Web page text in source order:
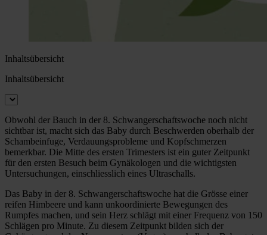
Inhaltsübersicht
Inhaltsübersicht
Obwohl der Bauch in der 8. Schwangerschaftswoche noch nicht
sichtbar ist, macht sich das Baby durch Beschwerden oberhalb der
Schambeinfuge, Verdauungsprobleme und Kopfschmerzen
bemerkbar. Die Mitte des ersten Trimesters ist ein guter Zeitpunkt
für den ersten Besuch beim Gynäkologen und die wichtigsten
Untersuchungen, einschliesslich eines Ultraschalls.
Das Baby in der 8. Schwangerschaftswoche hat die Grösse einer
reifen Himbeere und kann unkoordinierte Bewegungen des
Rumpfes machen, und sein Herz schlägt mit einer Frequenz von 150
Schlägen pro Minute. Zu diesem Zeitpunkt bilden sich der